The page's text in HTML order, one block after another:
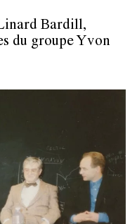
Bardill,
du groupe Yvon